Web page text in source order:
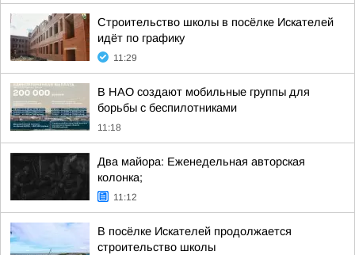
Строительство школы в посёлке Искателей
идёт по графику
11:29
В НАО создают мобильные группы для
борьбы с беспилотниками
11:18
Два майора: Еженедельная авторская
колонка;
11:12
В посёлке Искателей продолжается
строительство школы